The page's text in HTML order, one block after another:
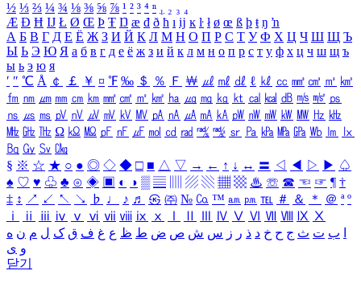
½ ⅓ ⅔ ¼ ¾ ⅛ ⅜ ⅝ ⅞ ¹ ² ³ ⁴ ⁿ ₁ ₂ ₃ ₄
Æ Ð Ħ Ĳ Ł Ø Œ Þ Ŧ Ŋ æ đ ð ħ ı ĳ ĸ ŀ ł ø œ ß þ ŧ ŋ ŉ
А Б В Г Д Е Ё Ж З И Й К Л М Н О П Р С Т У Ф Х Ц Ч Ш Щ Ъ
Ы Ь Э Ю Я а б в г д е ё ж з и й к л м н о п р с т у ф х ц ч ш щ ъ
ы ь э ю я
′ ″ ℃ Å ￠ ￡ ￥ ¤ ℉ ‰ ＄ ％ Ｆ ￦ ㎕ ㎖ ㎗ ℓ ㎘ ㏄ ㎣ ㎤ ㎥ ㎦
㎙ ㎚ ㎛ ㎜ ㎝ ㎞ ㎟ ㎠ ㎡ ㎢ ㏊ ㎍ ㎎ ㎏ ㏏ ㎈ ㎉ ㏈ ㎧ ㎨ ㎰
㎱ ㎲ ㎳ ㎴ ㎵ ㎶ ㎷ ㎸ ㎹ ㎀ ㎁ ㎂ ㎃ ㎄ ㎺ ㎻ ㎽ ㎾ ㎿ ㎐ ㎑
㎒ ㎓ ㎔ Ω ㏀ ㏁ ㎊ ㎋ ㎌ ㏖ ㏅ ㎭ ㎮ ㎯ ㏛ ㎩ ㎪ ㎫ ㎬ ㏝ ㏐
㏓
㏃ ㏉ ㏜ ㏆
§ ※ ☆ ★ ○ ● ◎ ◇ ◆ □ ■ △ ▽ → ← ↑ ↓ ↔ 〓 ◁ ◀ ▷ ▶ ♤
♠ ♡ ♥ ♧ ♣ ⊙ ◈ ▣ ◐ ◑ ▒ ▤ ▨ ▧ ▦ ▩ ♨ ☏ ☎ ☜ ☞ ¶ †
‡ ↕ ↗ ↙ ↖ ↘ ♭ ♩ ♪ ♬ ㉿ ㈜ № ㏇ ™ ㏂ ㏘ ℡ ＃ ＆ ＊ ＠ ª º
ⅰ
ⅱ ⅲ ⅳ ⅴ ⅵ ⅶ ⅷ ⅸ ⅹ Ⅳ Ⅴ Ⅵ Ⅶ Ⅷ Ⅸ Ⅹ
ب ت ث ج ح خ د ذ ر ز س ش ص ض ط ظ ع غ ف ق ک ل م ن ه
و ی
닫기